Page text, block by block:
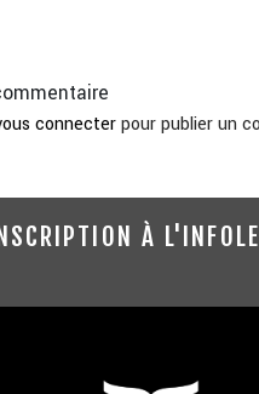
connecterpour publier un
À